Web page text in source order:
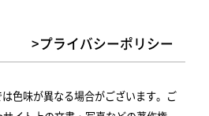
>プライバシーポリシー
色味が異なる場合がございます。ご